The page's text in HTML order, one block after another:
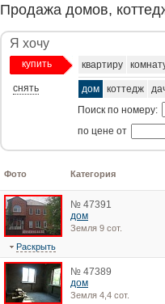
Продажа домов,
Я хочу
купить
снять
квартиру
дом коттедж
Поиск по номеру:
по цене от
Фото Категория
№ 47391
дом
Земля 9 сот.
Раскрыть
№ 47389
дом
Земля 4,4 сот.